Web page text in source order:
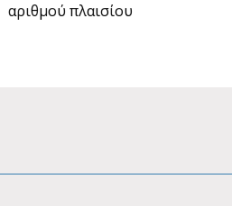
αριθμού πλαισίου